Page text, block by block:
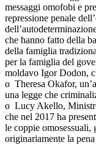
messaggi omofobi e
repressione penale
che hanno fatto della
della famiglia
per la famiglia del
moldavo Igor Dodon,
o Theresa Okafor,
una legge che
o Lucy Akello,
che nel 2017 ha
le coppie omosessuali,
originariamente la